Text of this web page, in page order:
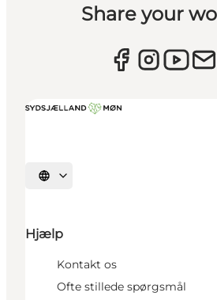
Share your
Vælg sprog
Hjælp
Kontakt os
Ofte stillede spørgsmål